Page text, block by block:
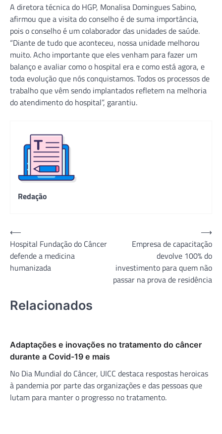
A diretora técnica do HGP, Monalisa Domingues Sabino,
afirmou que a visita do conselho é de suma importância,
pois o conselho é um colaborador das unidades de saúde.
“Diante de tudo que aconteceu, nossa unidade melhorou
muito. Acho importante que eles venham para fazer um
balanço e avaliar como o hospital era e como está agora, e
toda evolução que nós conquistamos. Todos os processos de
trabalho que vêm sendo implantados refletem na melhoria
do atendimento do hospital”, garantiu.
Redação
Navegação
de
Post
⟵
Hospital Fundação do Câncer
defende a medicina
humanizada
Empresa de capacitação
devolve 100% do
investimento para quem não
passar na prova de residência
⟶
Relacionados
Adaptações e inovações no tratamento do câncer
durante a Covid-19 e mais
No Dia Mundial do Câncer, UICC destaca respostas heroicas
à pandemia por parte das organizações e das pessoas que
lutam para manter o progresso no tratamento.